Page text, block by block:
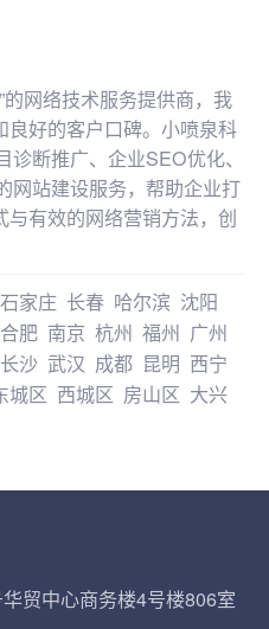
网络技术服务提供商，我
好的客户口碑。小喷泉科
断推广、企业SEO优化、
网站建设服务，帮助企业打
有效的网络营销方法，创
石家庄 长春 哈尔滨 沈阳
合肥 南京 杭州 福州 广州
长沙 武汉 成都 昆明 西宁
城区 西城区 房山区 大兴
贸中心商务楼4号楼806室